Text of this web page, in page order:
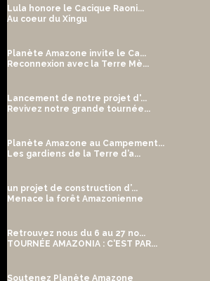
Lula honore le Cacique Raoni...
Au coeur du Xingu
Planète Amazone invite le Ca...
Reconnexion avec la Terre Mè...
Lancement de notre projet d'...
Revivez notre grande tournée...
Planète Amazone au Campement...
Les gardiens de la Terre d’a...
un projet de construction d’...
Menace la forêt Amazonienne
Retrouvez nous du 6 au 27 no...
TOURNÉE AMAZONIA : C'EST PAR...
Soutenez Planète Amazone